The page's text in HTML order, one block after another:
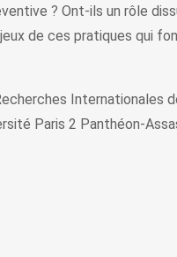
? Ont-ils un rôle
de ces pratiques qui
Internationales
Paris 2 Panthéon-